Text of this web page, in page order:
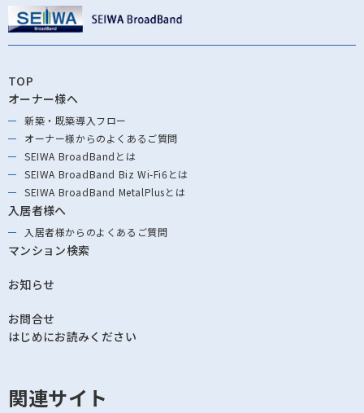
TOP
オーナー様へ
新築・既築導⼊フロー
オーナー様からのよくあるご質問
SEIWA BroadBandとは
SEIWA BroadBand Biz Wi-Fi6とは
SEIWA BroadBand MetalPlusとは
入居者様へ
入居者様からのよくあるご質問
マンション検索
お知らせ
お問合せ
はじめにお読みください
関連サイト